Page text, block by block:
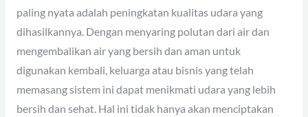
paling nyata adalah peningkatan kualitas udara yang
dihasilkannya. Dengan menyaring polutan dari air dan
mengembalikan air yang bersih dan aman untuk
digunakan kembali, keluarga atau bisnis yang telah
memasang sistem ini dapat menikmati udara yang lebih
bersih dan sehat. Hal ini tidak hanya akan menciptakan